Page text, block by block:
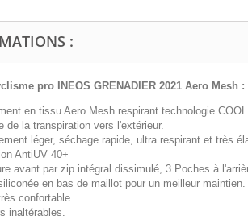
:
pro INEOS GRENADIER 2021 Aero Mesh :
en tissu Aero Mesh respirant technologie
de la transpiration vers l'extérieur.
léger, séchage rapide, ultra respirant et très
AntiUV 40+
avant par zip intégral dissimulé, 3 Poches à
en bas de maillot pour un meilleur maintien.
confortable.
inaltérables.